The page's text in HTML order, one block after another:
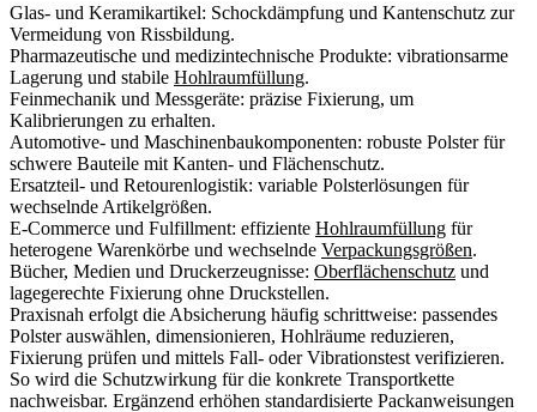
Glas- und Keramikartikel: Schockdämpfung und Kantenschutz zur
Vermeidung von Rissbildung.
Pharmazeutische und medizintechnische Produkte: vibrationsarme
Lagerung und stabile Hohlraumfüllung.
Feinmechanik und Messgeräte: präzise Fixierung, um
Kalibrierungen zu erhalten.
Automotive- und Maschinenbaukomponenten: robuste Polster für
schwere Bauteile mit Kanten- und Flächenschutz.
Ersatzteil- und Retourenlogistik: variable Polsterlösungen für
wechselnde Artikelgrößen.
E-Commerce und Fulfillment: effiziente Hohlraumfüllung für
heterogene Warenkörbe und wechselnde Verpackungsgrößen.
Bücher, Medien und Druckerzeugnisse: Oberflächenschutz und
lagegerechte Fixierung ohne Druckstellen.
Praxisnah erfolgt die Absicherung häufig schrittweise: passendes
Polster auswählen, dimensionieren, Hohlräume reduzieren,
Fixierung prüfen und mittels Fall- oder Vibrationstest verifizieren.
So wird die Schutzwirkung für die konkrete Transportkette
nachweisbar. Ergänzend erhöhen standardisierte Packanweisungen